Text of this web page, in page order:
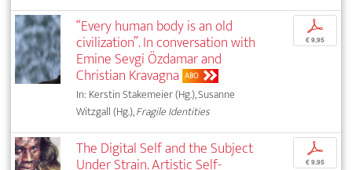
“Every human body is an old
civilization”. In conversation with
Emine Sevgi Özdamar and
Christian Kravagna ABO
In: Kerstin Stakemeier (Hg.), Susanne
Witzgall (Hg.),Fragile Identities
p
€ 9,95
The Digital Self and the Subject p
€ 9,95